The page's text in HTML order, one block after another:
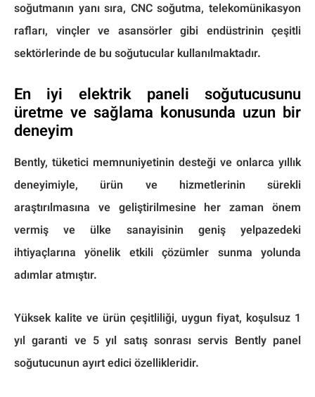
soğutmanın yanı sıra, CNC soğutma, telekomünikasyon
rafları, vinçler ve asansörler gibi endüstrinin çeşitli
sektörlerinde de bu soğutucular kullanılmaktadır.
En iyi elektrik paneli soğutucusunu
üretme ve sağlama konusunda uzun bir
deneyim
Bently, tüketici memnuniyetinin desteği ve onlarca yıllık
deneyimiyle, ürün ve hizmetlerinin sürekli
araştırılmasına ve geliştirilmesine her zaman önem
vermiş ve ülke sanayisinin geniş yelpazedeki
ihtiyaçlarına yönelik etkili çözümler sunma yolunda
adımlar atmıştır.
Yüksek kalite ve ürün çeşitliliği, uygun fiyat, koşulsuz 1
yıl garanti ve 5 yıl satış sonrası servis Bently panel
soğutucunun ayırt edici özellikleridir.